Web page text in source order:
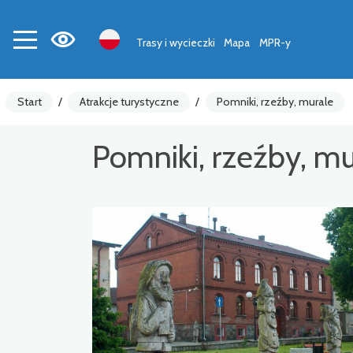
Trasy i wycieczki Mapa MPR-y
Start / Atrakcje turystyczne / Pomniki, rzeźby, murale
Pomniki, rzeźby,